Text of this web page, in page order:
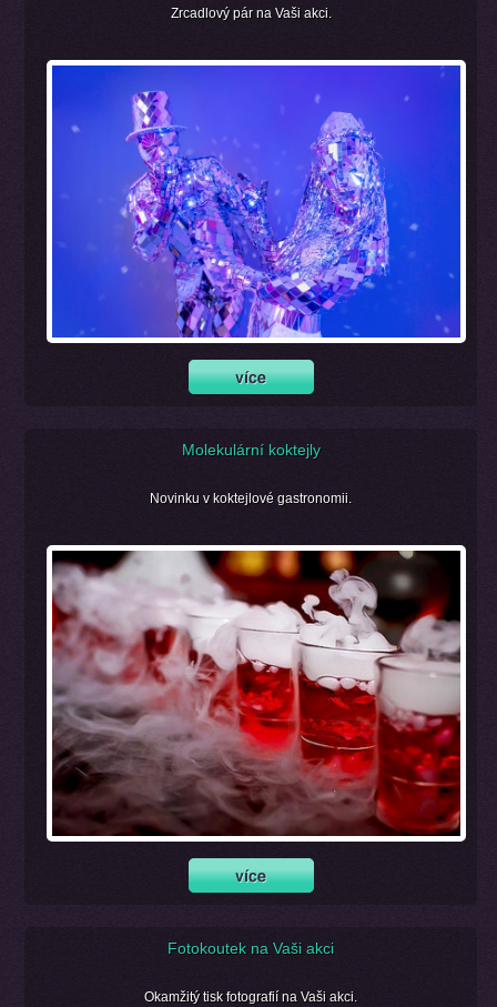
Zrcadlový pár na Vaši akci.
Molekulární koktejly
Novinku v koktejlové gastronomii.
Fotokoutek na Vaši akci
Okamžitý tisk fotografií na Vaši akci.